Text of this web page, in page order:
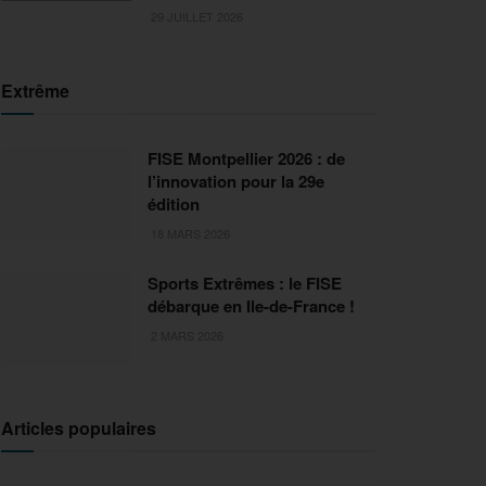
Extrême
FISE Montpellier 2026 : de
l’innovation pour la 29e
édition
Sports Extrêmes : le FISE
débarque en Ile-de-France !
Articles populaires